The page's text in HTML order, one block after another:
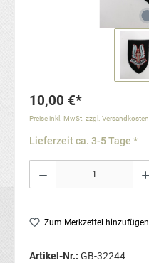
10,00 €*
Preise inkl. MwSt. zzgl. Versandkosten
Lieferzeit ca. 3-5 Tage *
Zum Merkzettel hinzufügen
Artikel-Nr.: GB-32244